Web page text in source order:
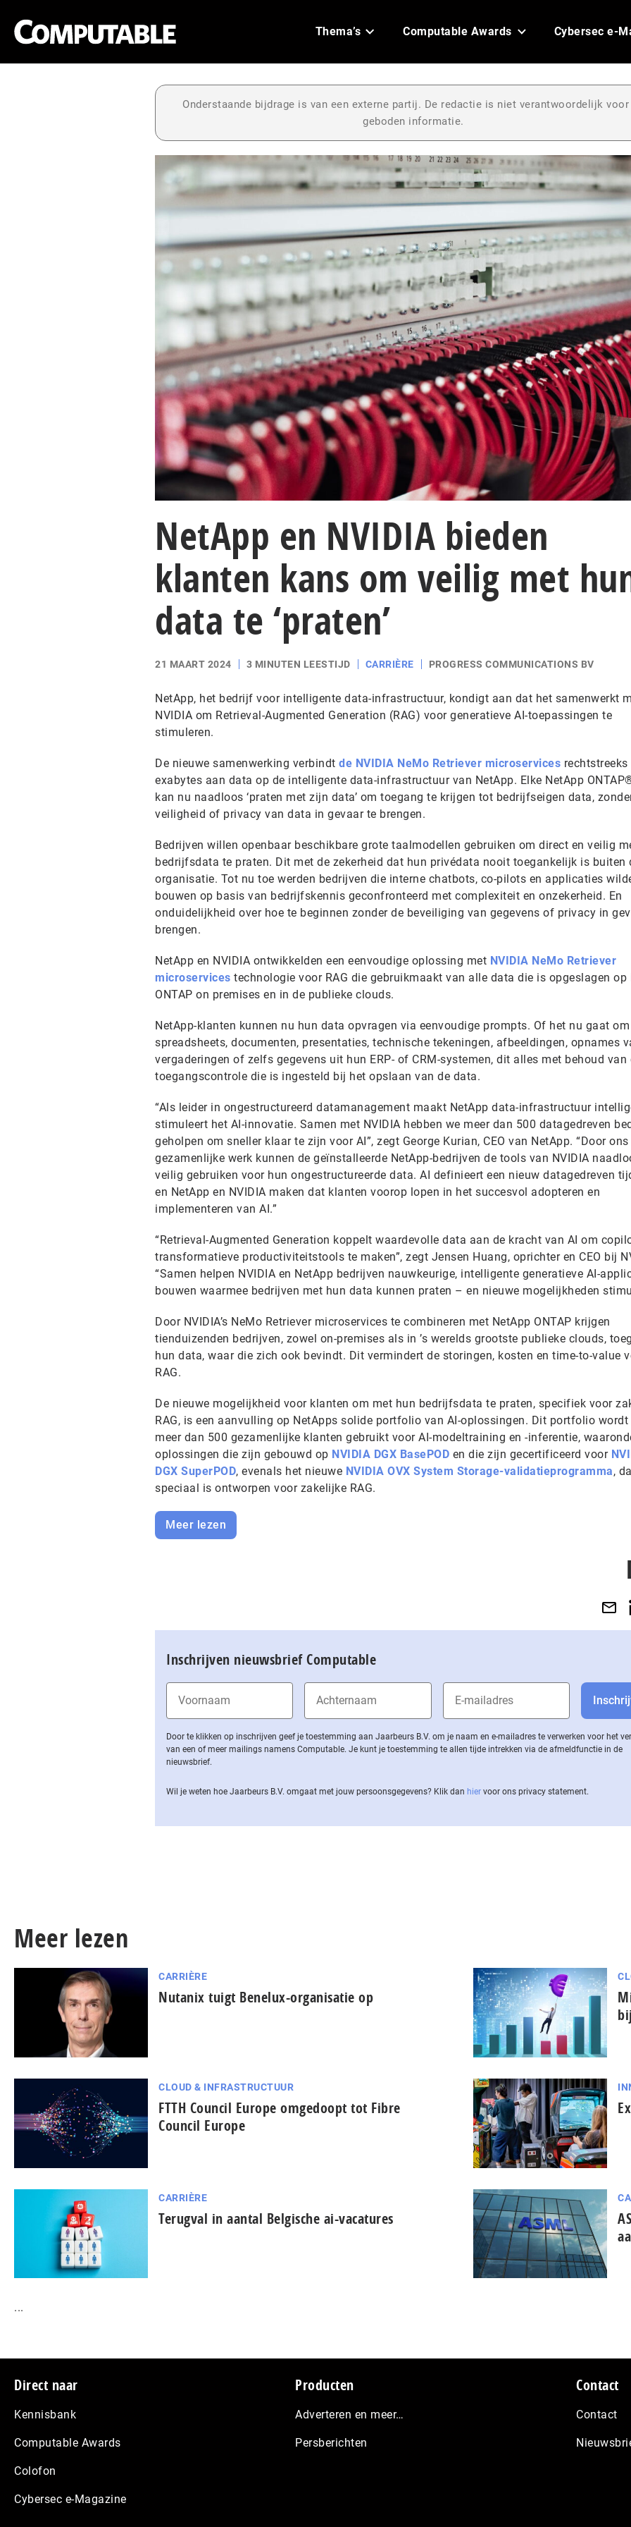
Thema’s Computable Awards Cybersec e-
Onderstaande bijdrage is van een externe partij. De redactie is niet verantwoordelijk voor
geboden informatie.
NetApp en NVIDIA bieden
klanten kans om veilig met
data te ‘praten’
21 MAART 2024 3 MINUTEN LEESTIJD CARRIÈRE PROGRESS COMMUNICATIONS BV
NetApp, het bedrijf voor intelligente data-infrastructuur, kondigt aan dat het samenwerkt
NVIDIA om Retrieval-Augmented Generation (RAG) voor generatieve AI-toepassingen te
stimuleren.
De nieuwe samenwerking verbindt de NVIDIA NeMo Retriever microservices rechtstreeks
exabytes aan data op de intelligente data-infrastructuur van NetApp. Elke NetApp
kan nu naadloos ‘praten met zijn data’ om toegang te krijgen tot bedrijfseigen data,
veiligheid of privacy van data in gevaar te brengen.
Bedrijven willen openbaar beschikbare grote taalmodellen gebruiken om direct en veilig
bedrijfsdata te praten. Dit met de zekerheid dat hun privédata nooit toegankelijk is buiten
organisatie. Tot nu toe werden bedrijven die interne chatbots, co-pilots en applicaties
bouwen op basis van bedrijfskennis geconfronteerd met complexiteit en onzekerheid. En
onduidelijkheid over hoe te beginnen zonder de beveiliging van gegevens of privacy in
brengen.
NetApp en NVIDIA ontwikkelden een eenvoudige oplossing met NVIDIA NeMo Retriever
microservices technologie voor RAG die gebruikmaakt van alle data die is opgeslagen op
ONTAP on premises en in de publieke clouds.
NetApp-klanten kunnen nu hun data opvragen via eenvoudige prompts. Of het nu gaat om
spreadsheets, documenten, presentaties, technische tekeningen, afbeeldingen, opnames
vergaderingen of zelfs gegevens uit hun ERP- of CRM-systemen, dit alles met behoud van
toegangscontrole die is ingesteld bij het opslaan van de data.
“Als leider in ongestructureerd datamanagement maakt NetApp data-infrastructuur
stimuleert het AI-innovatie. Samen met NVIDIA hebben we meer dan 500 datagedreven
geholpen om sneller klaar te zijn voor AI”, zegt George Kurian, CEO van NetApp. “Door ons
gezamenlijke werk kunnen de geïnstalleerde NetApp-bedrijven de tools van NVIDIA
veilig gebruiken voor hun ongestructureerde data. AI definieert een nieuw datagedreven
en NetApp en NVIDIA maken dat klanten voorop lopen in het succesvol adopteren en
implementeren van AI.”
“Retrieval-Augmented Generation koppelt waardevolle data aan de kracht van AI om
transformatieve productiviteitstools te maken”, zegt Jensen Huang, oprichter en CEO bij
“Samen helpen NVIDIA en NetApp bedrijven nauwkeurige, intelligente generatieve AI-
bouwen waarmee bedrijven met hun data kunnen praten – en nieuwe mogelijkheden
Door NVIDIA’s NeMo Retriever microservices te combineren met NetApp ONTAP krijgen
tienduizenden bedrijven, zowel on-premises als in ’s werelds grootste publieke clouds,
hun data, waar die zich ook bevindt. Dit vermindert de storingen, kosten en time-to-value
RAG.
De nieuwe mogelijkheid voor klanten om met hun bedrijfsdata te praten, specifiek voor
RAG, is een aanvulling op NetApps solide portfolio van AI-oplossingen. Dit portfolio wordt
meer dan 500 gezamenlijke klanten gebruikt voor AI-modeltraining en -inferentie,
oplossingen die zijn gebouwd op NVIDIA DGX BasePOD en die zijn gecertificeerd voor
DGX SuperPOD, evenals het nieuwe NVIDIA OVX System Storage-validatieprogramma,
speciaal is ontworpen voor zakelijke RAG.
Meer lezen
Inschrijven nieuwsbrief Computable
Door te klikken op inschrijven geef je toestemming aan Jaarbeurs B.V. om je naam en e-mailadres te verwerken voor het
van een of meer mailings namens Computable. Je kunt je toestemming te allen tijde intrekken via de af­meld­func­tie in de
nieuwsbrief.
Wil je weten hoe Jaarbeurs B.V. omgaat met jouw per­soons­ge­ge­vens? Klik dan hier voor ons privacy statement.
Meer lezen
CARRIÈRE
Nutanix tuigt Benelux-organisatie op
CLOUD & INFRASTRUCTUUR
FTTH Council Europe omgedoopt tot Fibre
Council Europe
CARRIÈRE
Terugval in aantal Belgische ai-vacatures
...
Footer
Direct naar
Kennisbank
Computable Awards
Colofon
Cybersec e-Magazine
Producten
Adverteren en meer…
Persberichten
Contact
Contact